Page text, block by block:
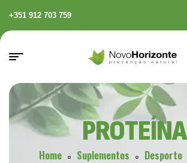
+351 912 703 759
PROTEÍNA
Home Suplementos Desporto